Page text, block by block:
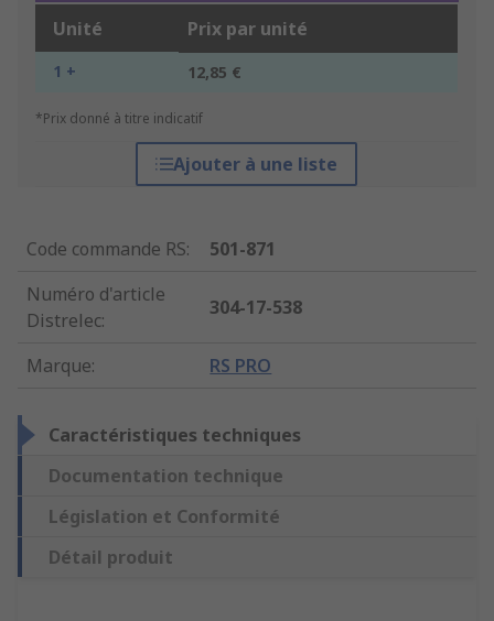
Unité Prix par unité
1 + 12,85 €
*Prix donné à titre indicatif
Ajouter à une liste
Code commande RS:
501-871
Numéro d'article
Distrelec:
304-17-538
Marque: RS PRO
Caractéristiques techniques
Documentation technique
Législation et Conformité
Détail produit